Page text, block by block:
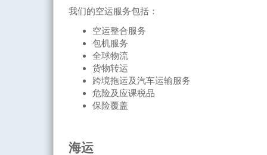
我们的空运服务包括：
空运整合服务
包机服务
全球物流
货物转运
跨境拖运及汽车运输服务
危险及应课税品
保险覆盖
海运